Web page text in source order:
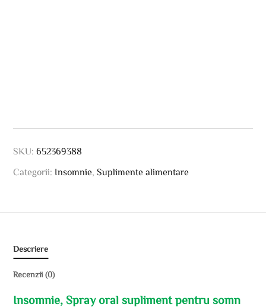
SKU:652369388
Categorii: Insomnie ,Suplimente alimentare
Descriere
Recenzii (0)
Insomnie, Spray oral supliment pentru somn